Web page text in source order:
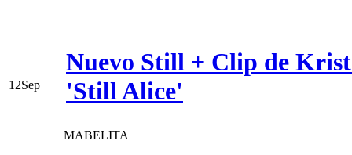
12Sep
Nuevo Still + Clip de
'Still Alice'
MABELITA